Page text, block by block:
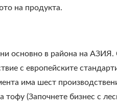
на продукта.
основно в района на
с европейските
има шест
тофу (Започнете бизнес с